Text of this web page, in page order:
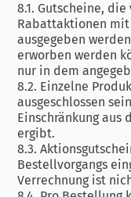
8.1. Gutscheine,
Rabattaktionen
ausgegeben
erworben werden
nur in dem
8.2. Einzelne
ausgeschlossen
Einschränkung aus
ergibt.
8.3.
Bestellvorgangs
Verrechnung ist